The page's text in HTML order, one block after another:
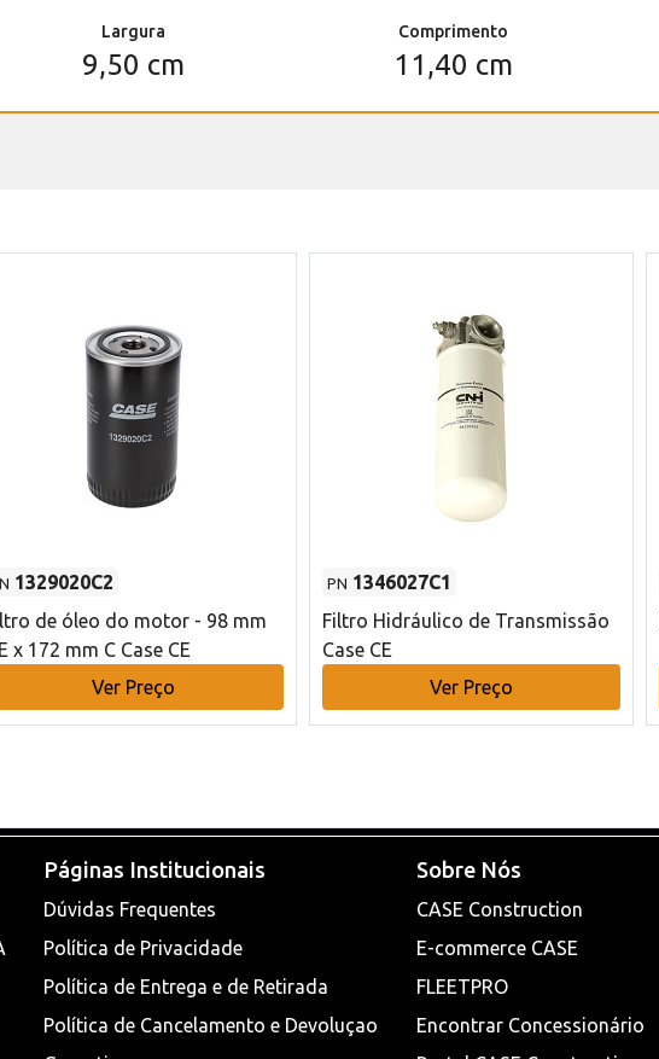
Largura
9,50 cm
Comprimento
11,40 cm
1329020C2
de óleo do motor - 98 mm
x 172 mm C Case CE
Ver Preço
PN 1346027C1
Filtro Hidráulico de Transmissão
Case CE
Ver Preço
Páginas Institucionais
Dúvidas Frequentes
Política de Privacidade
Política de Entrega e de Retirada
Política de Cancelamento e Devoluçao
Sobre Nós
CASE Construction
E-commerce CASE
FLEETPRO
Encontrar Concessionário